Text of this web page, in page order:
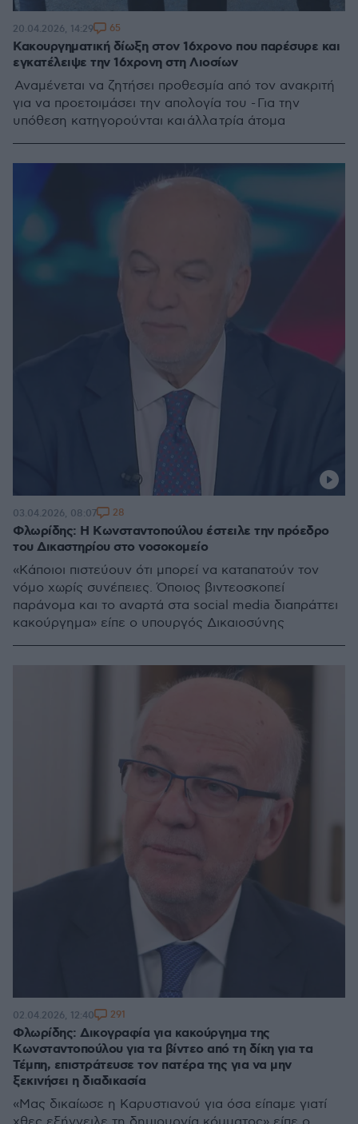
Κακουργηματική δίωξη στον 16χρονο που παρέσυρε και
εγκατέλειψε την 16χρονη στη Λιοσίων
Αναμένεται να ζητήσει προθεσμία από τον ανακριτή
για να προετοιμάσει την απολογία του - Για την
υπόθεση κατηγορούνται και άλλα τρία άτομα
20.04.2026, 14:29 65
Φλωρίδης: Η Κωνσταντοπούλου έστειλε την πρόεδρο
του Δικαστηρίου στο νοσοκομείο
«Κάποιοι πιστεύουν ότι μπορεί να καταπατούν τον
νόμο χωρίς συνέπειες. Όποιος βιντεοσκοπεί
παράνομα και το αναρτά στα social media διαπράττει
κακούργημα» είπε ο υπουργός Δικαιοσύνης
03.04.2026, 08:07 28
Φλωρίδης: Δικογραφία για κακούργημα της
Κωνσταντοπούλου για τα βίντεο από τη δίκη για τα
Τέμπη, επιστράτευσε τον πατέρα της για να μην
ξεκινήσει η διαδικασία
«Μας δικαίωσε η Καρυστιανού για όσα είπαμε γιατί
02.04.2026, 12:40 291